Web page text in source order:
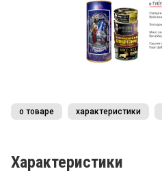
о товаре характеристики
Характеристики